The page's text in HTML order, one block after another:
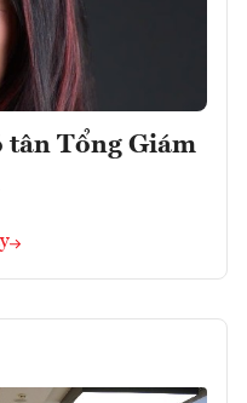
tân Tổng Giám